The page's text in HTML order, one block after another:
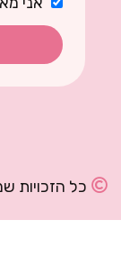
כל הזכויות